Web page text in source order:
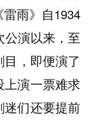
雷雨》自1934
公演以来，至
，即便演了
演一票难求
们还要提前